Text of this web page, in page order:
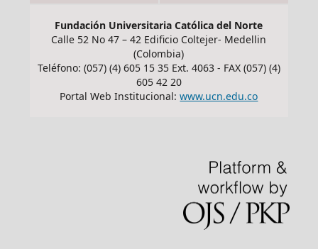
Fundación Universitaria Católica del Norte
Calle 52 No 47 – 42 Edificio Coltejer- Medellin
(Colombia)
Teléfono: (057) (4) 605 15 35 Ext. 4063 - FAX (057) (4)
605 42 20
Portal Web Institucional:www.ucn.edu.co